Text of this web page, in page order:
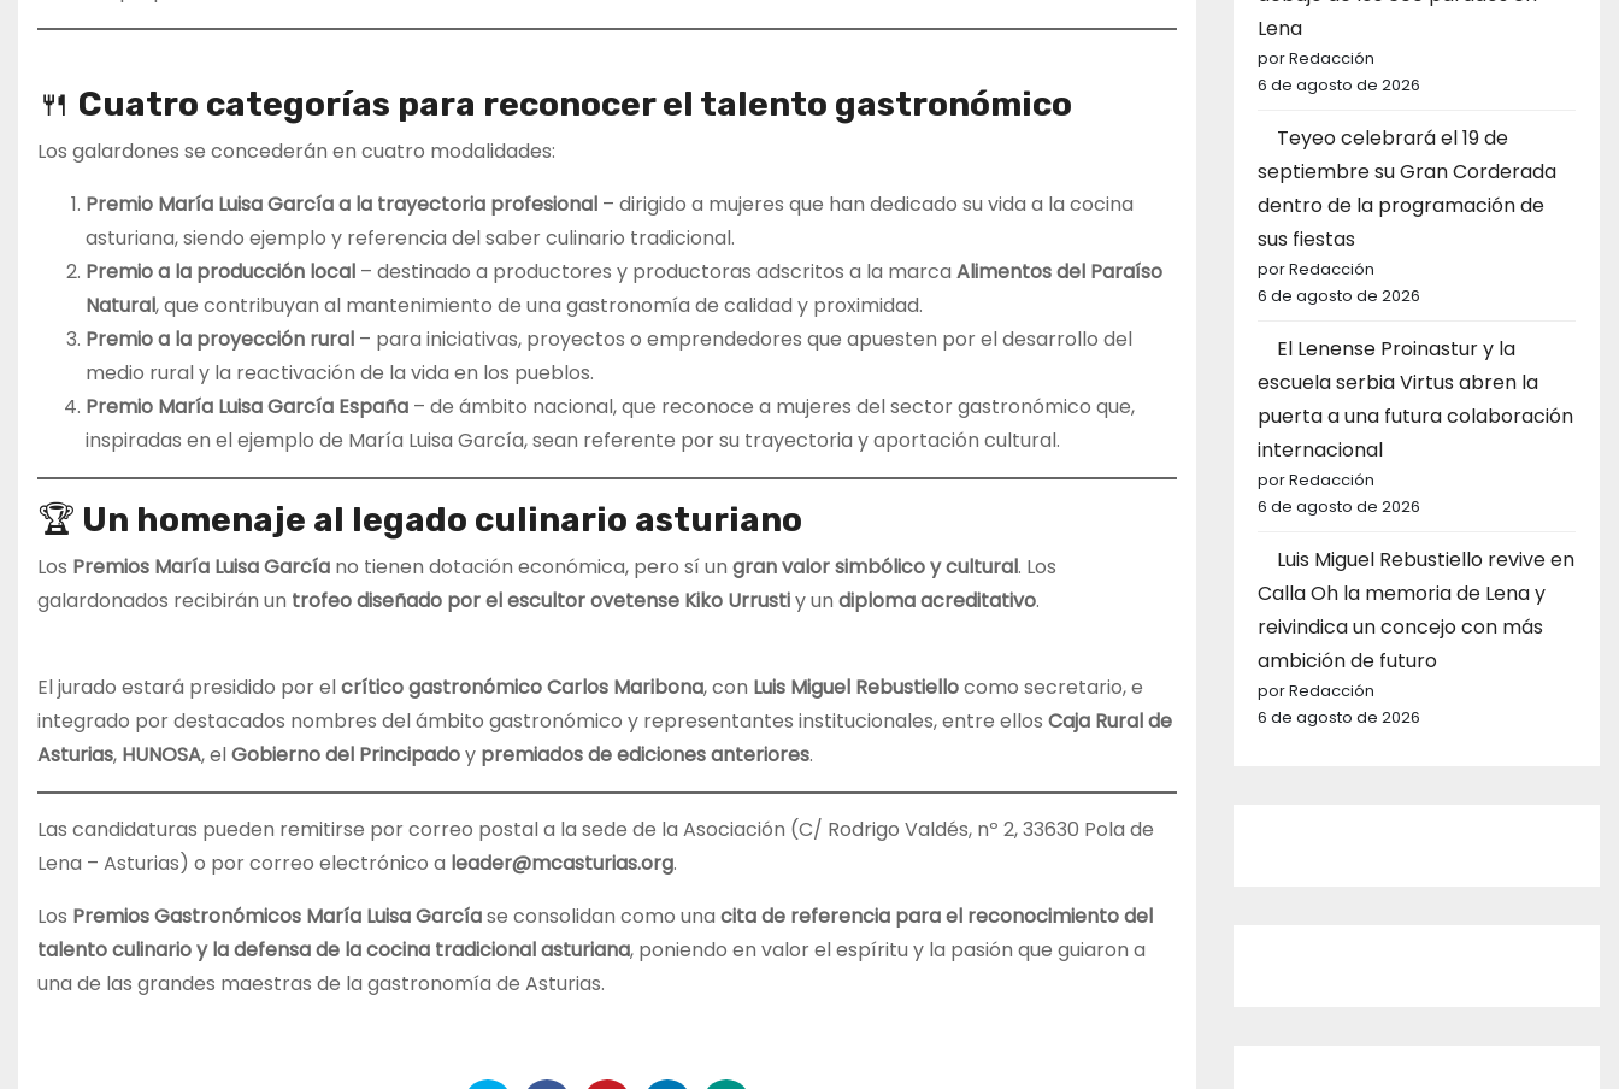
🍴 Cuatro categorías para reconocer el talento gastronómico
Los galardones se concederán en cuatro modalidades:
Premio María Luisa García a la trayectoria profesional – dirigido a mujeres que han dedicado su vida a la cocina
asturiana, siendo ejemplo y referencia del saber culinario tradicional.
Premio a la producción local – destinado a productores y productoras adscritos a la marca Alimentos del Paraíso
Natural, que contribuyan al mantenimiento de una gastronomía de calidad y proximidad.
Premio a la proyección rural – para iniciativas, proyectos o emprendedores que apuesten por el desarrollo del
medio rural y la reactivación de la vida en los pueblos.
Premio María Luisa García España – de ámbito nacional, que reconoce a mujeres del sector gastronómico que,
inspiradas en el ejemplo de María Luisa García, sean referente por su trayectoria y aportación cultural.
🏆 Un homenaje al legado culinario asturiano
Los Premios María Luisa García no tienen dotación económica, pero sí un gran valor simbólico y cultural. Los
galardonados recibirán un trofeo diseñado por el escultor ovetense Kiko Urrustiy un diploma acreditativo.
El jurado estará presidido por elcrítico gastronómico Carlos Maribona, con Luis Miguel Rebustiellocomo secretario, e
integrado por destacados nombres del ámbito gastronómico y representantes institucionales, entre ellos Caja Rural de
Asturias, HUNOSA, elGobierno del Principadoy premiados de ediciones anteriores.
Las candidaturas pueden remitirse por correo postal a la sede de la Asociación (C/ Rodrigo Valdés, nº 2, 33630 Pola de
Lena – Asturias) o por correo electrónico a leader@mcasturias.org.
Los Premios Gastronómicos María Luisa Garcíase consolidan como una cita de referencia para el reconocimiento del
talento culinario y la defensa de la cocina tradicional asturiana, poniendo en valor el espíritu y la pasión que guiaron a
una de las grandes maestras de la gastronomía de Asturias.
Lena
por Redacción
6 de agosto de 2026
Teyeo celebrará el 19 de
septiembre su Gran Corderada
dentro de la programación de
sus fiestas
por Redacción
6 de agosto de 2026
El Lenense Proinastur y la
escuela serbia Virtus abren la
puerta a una futura colaboración
internacional
por Redacción
6 de agosto de 2026
Luis Miguel Rebustiello revive en
Calla Oh la memoria de Lena y
reivindica un concejo con más
ambición de futuro
por Redacción
6 de agosto de 2026